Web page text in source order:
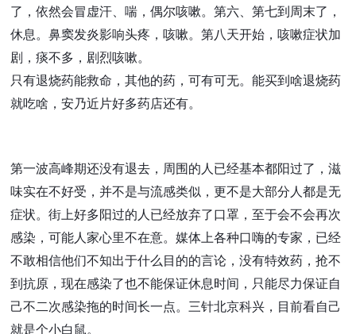
了，依然会冒虚汗、喘，偶尔咳嗽。第六、第七到周末了，
休息。鼻窦发炎影响头疼，咳嗽。第八天开始，咳嗽症状加
剧，痰不多，剧烈咳嗽。
只有退烧药能救命，其他的药，可有可无。能买到啥退烧药
就吃啥，安乃近片好多药店还有。
第一波高峰期还没有退去，周围的人已经基本都阳过了，滋
味实在不好受，并不是与流感类似，更不是大部分人都是无
症状。街上好多阳过的人已经放弃了口罩，至于会不会再次
感染，可能人家心里不在意。媒体上各种口嗨的专家，已经
不敢相信他们不知出于什么目的的言论，没有特效药，抢不
到抗原，现在感染了也不能保证休息时间，只能尽力保证自
己不二次感染拖的时间长一点。三针北京科兴，目前看自己
就是个小白鼠。